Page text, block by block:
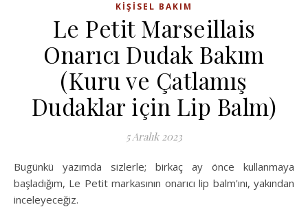
KIŞISEL BAKIM
Le Petit Marseillais
Onarıcı Dudak Bakım
(Kuru ve Çatlamış
Dudaklar için Lip Balm)
5 Aralık 2023
Bugünkü yazımda sizlerle; birkaç ay önce kullanmaya
başladığım, Le Petit markasının onarıcı lip balm'ını, yakından
inceleyeceğiz.